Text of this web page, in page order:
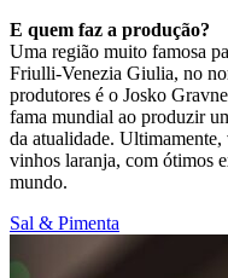
E quem faz a produção?
Uma região muito famosa
Friulli-Venezia Giulia, no
produtores é o Josko
fama mundial ao produzir
da atualidade. Ultimamente,
vinhos laranja, com ótimos
mundo.
Sal & Pimenta